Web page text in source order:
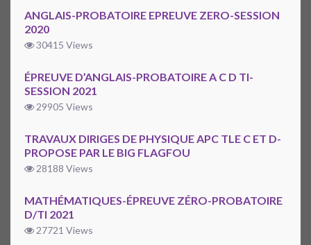
ANGLAIS-PROBATOIRE EPREUVE ZERO-SESSION
2020
30415 Views
ÉPREUVE D’ANGLAIS-PROBATOIRE A C D TI-
SESSION 2021
29905 Views
TRAVAUX DIRIGES DE PHYSIQUE APC TLE C ET D-
PROPOSE PAR LE BIG FLAGFOU
28188 Views
MATHÉMATIQUES-ÉPREUVE ZÉRO-PROBATOIRE
D/TI 2021
27721 Views